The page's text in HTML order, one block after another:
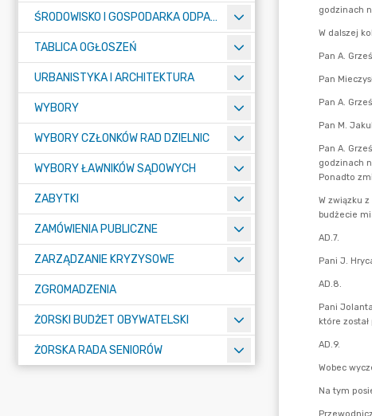
ŚRODOWISKO I GOSPODARKA ODPADAMI
TABLICA OGŁOSZEŃ
URBANISTYKA I ARCHITEKTURA
WYBORY
WYBORY CZŁONKÓW RAD DZIELNIC
WYBORY ŁAWNIKÓW SĄDOWYCH
ZABYTKI
ZAMÓWIENIA PUBLICZNE
ZARZĄDZANIE KRYZYSOWE
ZGROMADZENIA
ŻORSKI BUDŻET OBYWATELSKI
ŻORSKA RADA SENIORÓW